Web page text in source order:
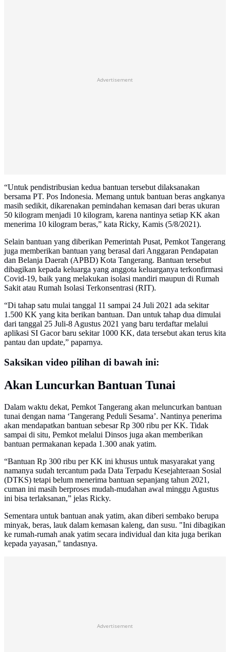
Advertisement
“Untuk pendistribusian kedua bantuan tersebut dilaksanakan
bersama PT. Pos Indonesia. Memang untuk bantuan beras angkanya
masih sedikit, dikarenakan pemindahan kemasan dari beras ukuran
50 kilogram menjadi 10 kilogram, karena nantinya setiap KK akan
menerima 10 kilogram beras,” kata Ricky, Kamis (5/8/2021).
Selain bantuan yang diberikan Pemerintah Pusat, Pemkot Tangerang
juga memberikan bantuan yang berasal dari Anggaran Pendapatan
dan Belanja Daerah (APBD) Kota Tangerang. Bantuan tersebut
dibagikan kepada keluarga yang anggota keluarganya terkonfirmasi
Covid-19, baik yang melakukan isolasi mandiri maupun di Rumah
Sakit atau Rumah Isolasi Terkonsentrasi (RIT).
“Di tahap satu mulai tanggal 11 sampai 24 Juli 2021 ada sekitar
1.500 KK yang kita berikan bantuan. Dan untuk tahap dua dimulai
dari tanggal 25 Juli-8 Agustus 2021 yang baru terdaftar melalui
aplikasi SI Gacor baru sekitar 1000 KK, data tersebut akan terus kita
pantau dan update,” paparnya.
Saksikan video pilihan di bawah ini:
Akan Luncurkan Bantuan Tunai
Dalam waktu dekat, Pemkot Tangerang akan meluncurkan bantuan
tunai dengan nama ‘Tangerang Peduli Sesama’. Nantinya penerima
akan mendapatkan bantuan sebesar Rp 300 ribu per KK. Tidak
sampai di situ, Pemkot melalui Dinsos juga akan memberikan
bantuan permakanan kepada 1.300 anak yatim.
“Bantuan Rp 300 ribu per KK ini khusus untuk masyarakat yang
namanya sudah tercantum pada Data Terpadu Kesejahteraan Sosial
(DTKS) tetapi belum menerima bantuan sepanjang tahun 2021,
cuman ini masih berproses mudah-mudahan awal minggu Agustus
ini bisa terlaksanan,” jelas Ricky.
Sementara untuk bantuan anak yatim, akan diberi sembako berupa
minyak, beras, lauk dalam kemasan kaleng, dan susu. "Ini dibagikan
ke rumah-rumah anak yatim secara individual dan kita juga berikan
kepada yayasan," tandasnya.
Advertisement